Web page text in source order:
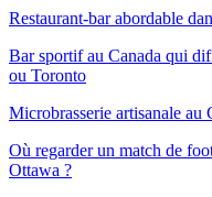
Restaurant-bar abordable
Bar sportif au Canada qui
ou Toronto
Microbrasserie artisanale au
Où regarder un match de
Ottawa ?